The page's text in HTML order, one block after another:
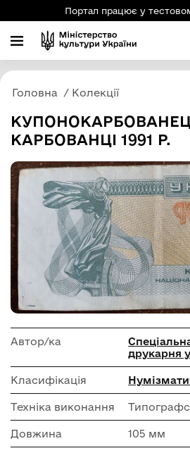
Портал працює у
Головна Колекції
КАРБОВАНЦІ 1991 Р.
Автор/ка
друкарня
Класифікація
Техніка виконання
Довжина 105 мм